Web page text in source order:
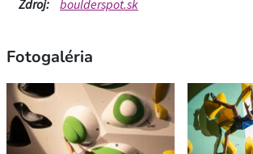
Zdroj: boulderspot.sk
Fotogaléria